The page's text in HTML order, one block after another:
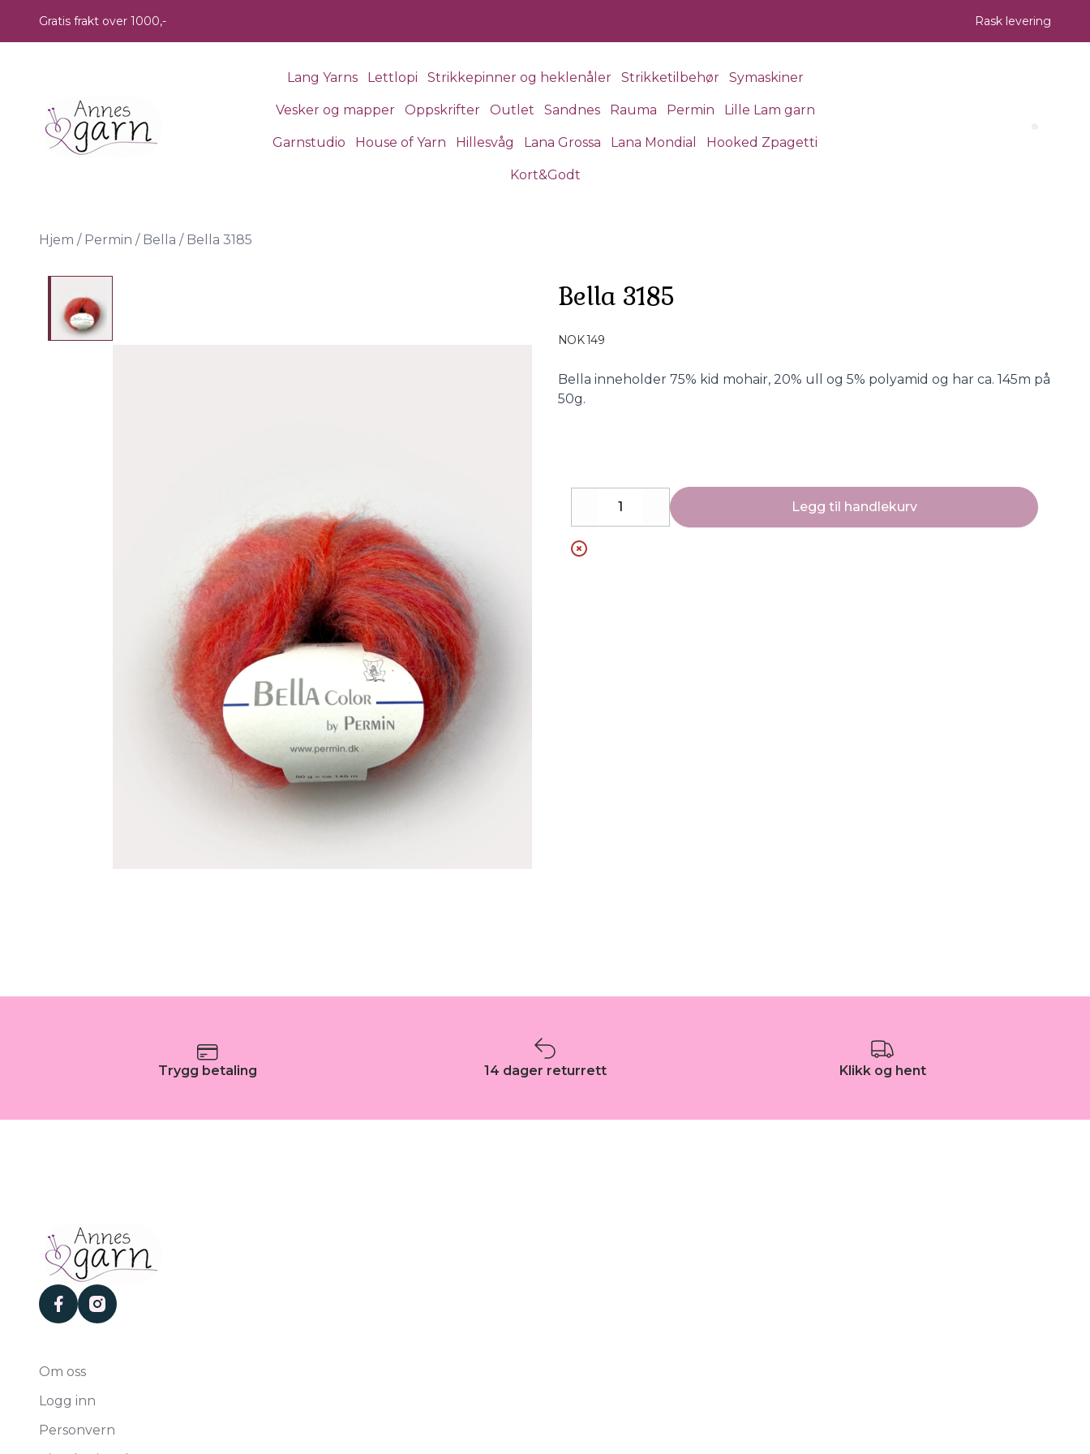
Gratis frakt over 1000,- Rask levering
Lang Yarns Lettlopi Strikkepinner og heklenåler Strikketilbehør Symaskiner
Vesker og mapper Oppskrifter Outlet Sandnes Rauma Permin Lille Lam garn
Garnstudio House of Yarn Hillesvåg Lana Grossa Lana Mondial Hooked Zpagetti
Kort&Godt
Hjem / Permin / Bella / Bella 3185
Bella 3185
NOK 149
Description
Bella inneholder 75% kid mohair, 20% ull og 5% polyamid og har ca. 145m på
50g.
Decrease Increase
Legg til handlekurv
Trygg betaling 14 dager returrett Klikk og hent
facebookinstagram
Om oss
Logg inn
Personvern